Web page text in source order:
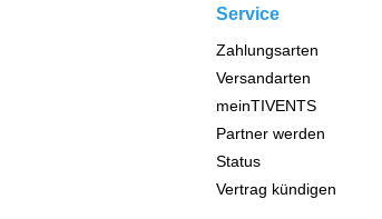
Service
Zahlungsarten
Versandarten
meinTIVENTS
Partner werden
Status
Vertrag kündigen